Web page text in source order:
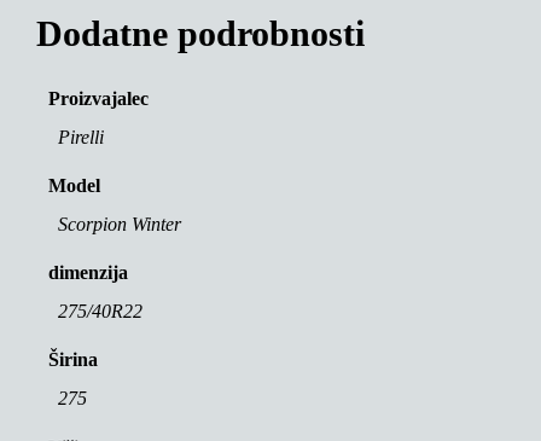
Dodatne podrobnosti
Proizvajalec
Pirelli
Model
Scorpion Winter
dimenzija
275/40R22
Širina
275